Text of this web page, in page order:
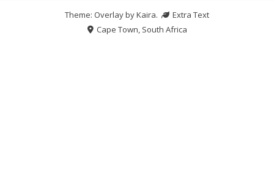
Theme: Overlay byKaira.
Extra Text
Cape Town, South Africa